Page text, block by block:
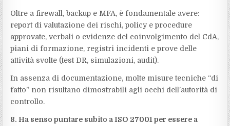
Oltre a firewall, backup e MFA, è fondamentale avere:
report di valutazione dei rischi, policy e procedure
approvate, verbali o evidenze del coinvolgimento del CdA,
piani di formazione, registri incidenti e prove delle
attività svolte (test DR, simulazioni, audit).
In assenza di documentazione, molte misure tecniche “di
fatto” non risultano dimostrabili agli occhi dell’autorità di
controllo.
8. Ha senso puntare subito a ISO 27001 per essere a